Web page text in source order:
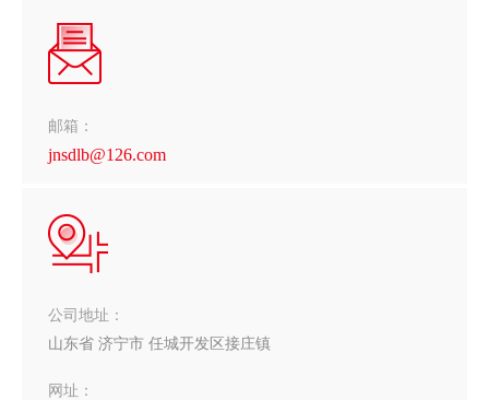
邮箱：
jnsdlb@126.com
公司地址：
山东省 济宁市 任城开发区接庄镇
网址：